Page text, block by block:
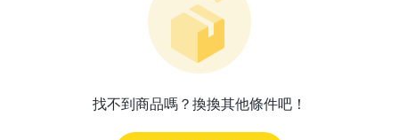
找不到商品嗎？換換其他條件吧！